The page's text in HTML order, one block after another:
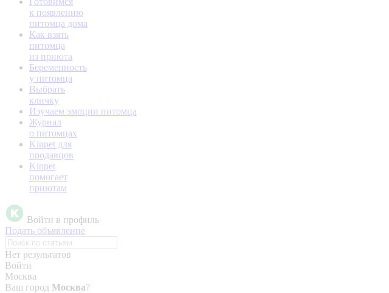
к появлению
питомца дома
Как взять
питомца
из приюта
Беременность
у питомца
Выбрать
кличку
Изучаем эмоции питомца
Журнал
о питомцах
Kinpet для
продавцов
Kinpet
помогает
приютам
Войти в профиль
Подать объявление
Нет результатов
Войти
Москва
Ваш город Москва?